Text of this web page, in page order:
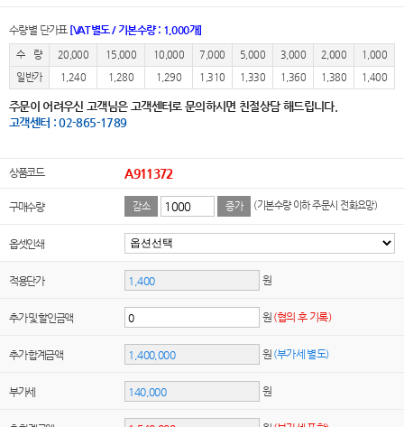
수량별 단가표 [VAT별도 / 기본수량 : 1,000개]
수 량 20,000 15,000 10,000 7,000 5,000 3,000 2,000
1,000
일반가
1,240 1,280 1,290 1,310 1,330 1,360 1,380 1,400
주문이 어려우신 고객님은 고객센터로 문의하시면 친절상담 해드립니다.
고객센터 : 02-865-1789
상품코드 A911372
구매수량 감소 증가 (기본수량 이하 주문시 전화요망)
옵셋인쇄
적용단가 원
추가 및 할인금액 원 (협의 후 기록)
추가 합계금액 원 (부가세 별도)
부가세 원